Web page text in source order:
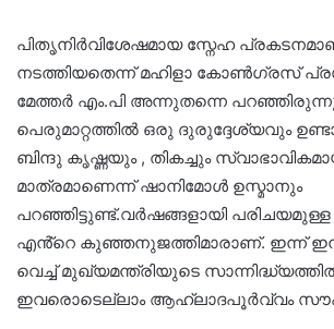
പിതൃനിർവിശേഷമായ സ്നേഹ
നടത്തിയതെന്ന് മഹിളാ കോൺഗ്രസ്
മേത്തർ എം.പി അന്നുതന്നെ
പെരുമാറ്റത്തിൽ ഒരു ദുരുദ്ദേശ്യവും
ബിന്ദു കൃഷ്ണയും , തികച്ചും
മാത്രമാണെന്ന് ഷാനിമോൾ ഉസ്മാനും
പറഞ്ഞിട്ടുണ്ട്.വർഷങ്ങളായി
എൻ്റെ കുഞ്ഞനുജത്തിമാരാണ്. ഇന്ന്
വെച്ച് മുഖ്യമന്ത്രിയുടെ
ഇവരൊടെല്ലാം ആഹ്ലാദപൂർവ്വം